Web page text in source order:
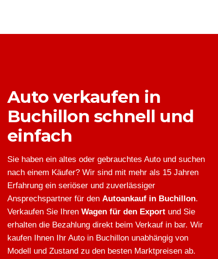
Auto verkaufen in
Buchillon schnell und
einfach
Sie haben ein altes oder gebrauchtes Auto und suchen
nach einem Käufer? Wir sind mit mehr als 15 Jahren
Erfahrung ein seriöser und zuverlässiger
Ansprechspartner für den Autoankauf in Buchillon.
Verkaufen Sie Ihren Wagen für den Export und Sie
erhalten die Bezahlung direkt beim Verkauf in bar. Wir
kaufen Ihnen Ihr Auto in Buchillon unabhängig von
Modell und Zustand zu den besten Marktpreisen ab.